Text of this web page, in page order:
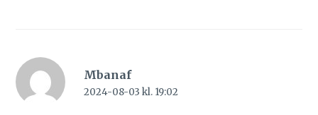
Mbanaf
2024-08-03 kl. 19:02